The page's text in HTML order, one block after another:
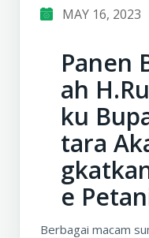
MAY 16, 2023
Panen
ah
ku
tara
e
Berbagai macam